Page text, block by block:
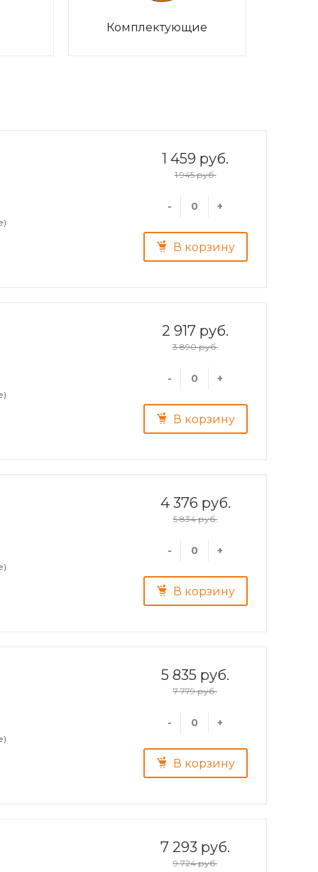
Комплектующие
1 459 руб.
1 945 руб.
- +
В корзину
2 917 руб.
3 890 руб.
- +
В корзину
4 376 руб.
5 834 руб.
- +
В корзину
5 835 руб.
7 779 руб.
- +
В корзину
7 293 руб.
9 724 руб.